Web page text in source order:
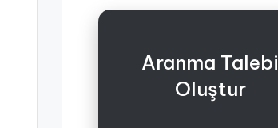
Aranma Talebi
Oluştur